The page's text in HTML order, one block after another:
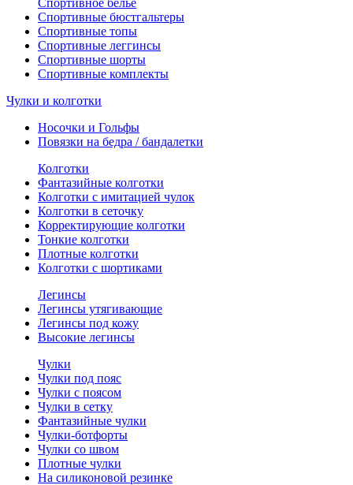
Спортивное белье
Спортивные бюстгальтеры
Спортивные топы
Спортивные леггинсы
Спортивные шорты
Спортивные комплекты
Чулки и колготки
Носочки и Гольфы
Повязки на бедра / бандалетки
Колготки
Фантазийные колготки
Колготки с имитацией чулок
Колготки в сеточку
Корректирующие колготки
Тонкие колготки
Плотные колготки
Колготки с шортиками
Легинсы
Легинсы утягивающие
Легинсы под кожу
Высокие легинсы
Чулки
Чулки под пояс
Чулки с поясом
Чулки в сетку
Фантазийные чулки
Чулки-ботфорты
Чулки со швом
Плотные чулки
На силиконовой резинке